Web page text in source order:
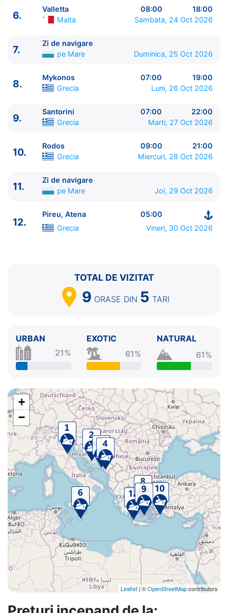
----------------------------------------
1. Ravenna Italia
Dubrovnik Croatia
4.
Kotor Muntenegru
08:00 - 17:00
6.
Valletta Malta
Zi de navigare
0:00 - 0:00
9.
Santorini Grecia
07:00 - 22:00
Rodos Grecia
Zi de navigare
0:00 - 0:00
12.
Pireu, Atena Grecia 05:00 - ⚓
6.
Valletta 08:00
18:00
Malta
Sambata, 24 Oct 2026
7.
Zi de navigare
pe Mare
Duminica, 25 Oct 2026
8.
Mykonos 07:00
19:00
Grecia
Luni, 26 Oct 2026
9.
Santorini 07:00
22:00
Grecia
Marti, 27 Oct 2026
10.
Rodos 09:00
21:00
Grecia
Miercuri, 28 Oct 2026
11.
Zi de navigare
pe Mare
Joi, 29 Oct 2026
12.
Pireu, Atena
05:00
Grecia
Vineri, 30 Oct 2026
TOTAL DE VIZITAT
9 ORASE DIN 5 TARI
URBAN
21%
EXOTIC
61%
NATURAL
61%
+
−
Leaflet | ©OpenStreetMapcontributors